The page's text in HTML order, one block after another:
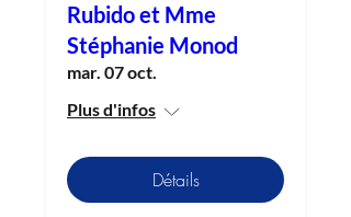
Rubido et Mme
Stéphanie Monod
mar. 07 oct.
Plus d'infos
Détails